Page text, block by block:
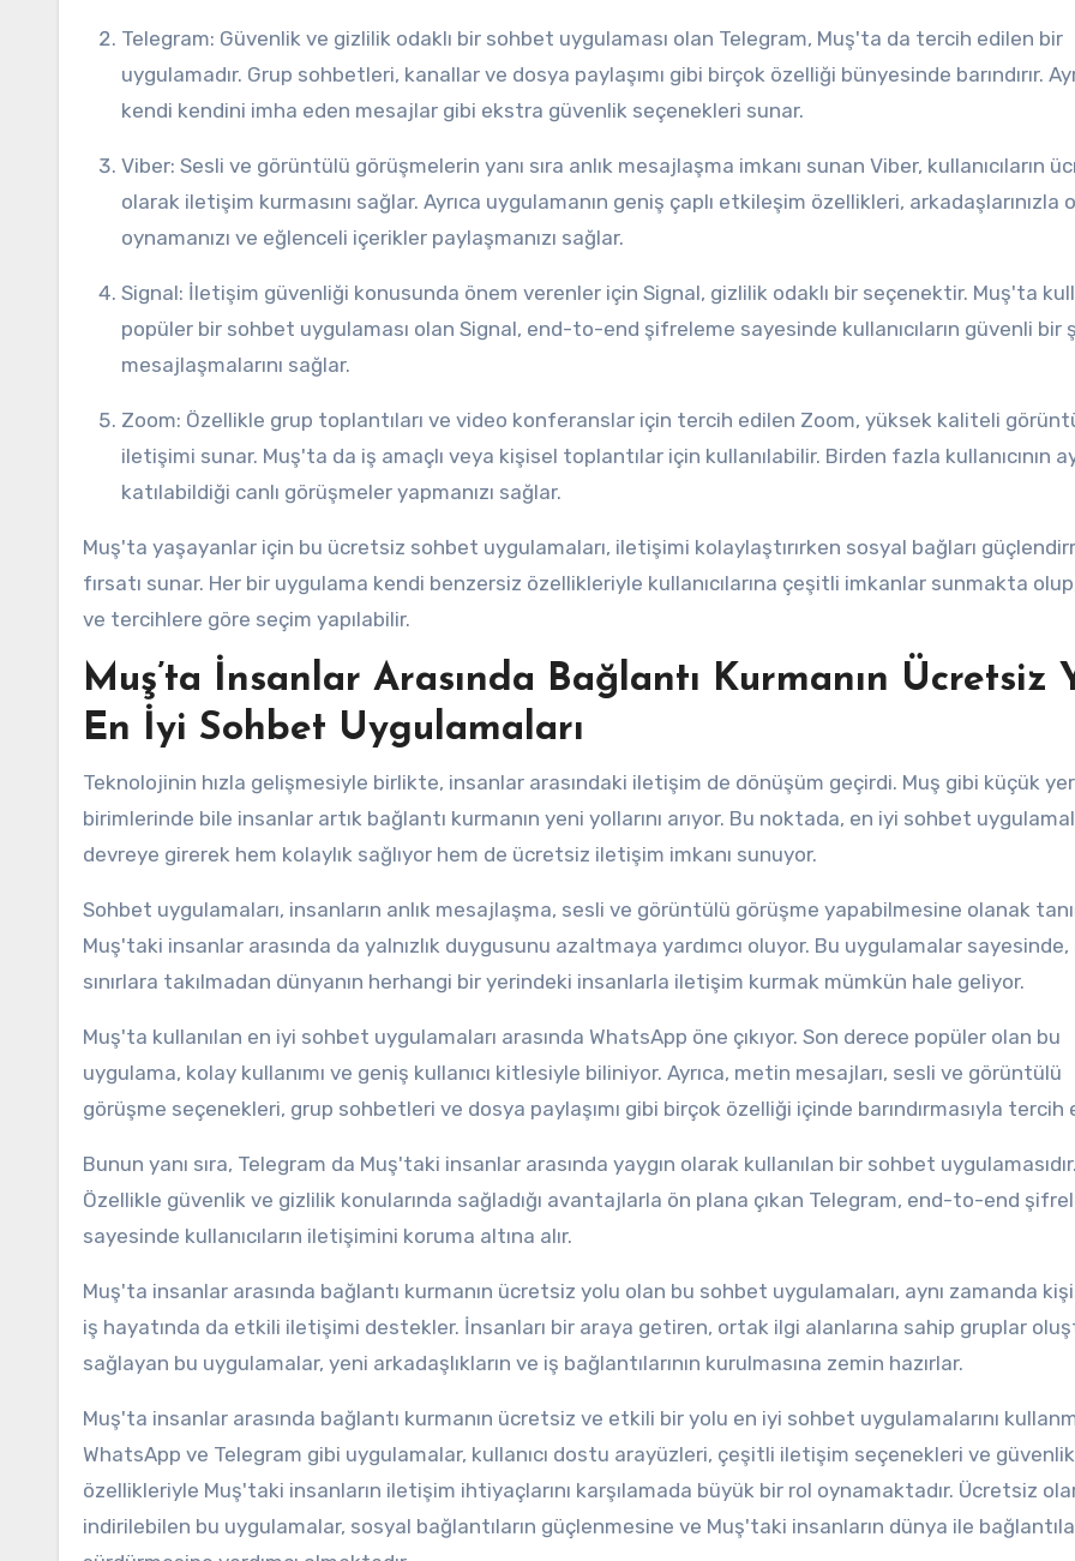
Telegram: Güvenlik ve gizlilik odaklı bir sohbet uygulaması olan Telegram, Muş'ta da tercih edilen bir
uygulamadır. Grup sohbetleri, kanallar ve dosya paylaşımı gibi birçok özelliği bünyesinde barındırır.
kendi kendini imha eden mesajlar gibi ekstra güvenlik seçenekleri sunar.
Viber: Sesli ve görüntülü görüşmelerin yanı sıra anlık mesajlaşma imkanı sunan Viber, kullanıcıların ücretsiz
olarak iletişim kurmasını sağlar. Ayrıca uygulamanın geniş çaplı etkileşim özellikleri, arkadaşlarınızla
oynamanızı ve eğlenceli içerikler paylaşmanızı sağlar.
Signal: İletişim güvenliği konusunda önem verenler için Signal, gizlilik odaklı bir seçenektir. Muş'ta kullanılan
popüler bir sohbet uygulaması olan Signal, end-to-end şifreleme sayesinde kullanıcıların güvenli bir
mesajlaşmalarını sağlar.
Zoom: Özellikle grup toplantıları ve video konferanslar için tercih edilen Zoom, yüksek kaliteli görüntü ve ses
iletişimi sunar. Muş'ta da iş amaçlı veya kişisel toplantılar için kullanılabilir. Birden fazla kullanıcının
katılabildiği canlı görüşmeler yapmanızı sağlar.
Muş'ta yaşayanlar için bu ücretsiz sohbet uygulamaları, iletişimi kolaylaştırırken sosyal bağları
fırsatı sunar. Her bir uygulama kendi benzersiz özellikleriyle kullanıcılarına çeşitli imkanlar sunmakta
ve tercihlere göre seçim yapılabilir.
Muş’ta İnsanlar Arasında Bağlantı Kurmanın Ücretsiz
En İyi Sohbet Uygulamaları
Teknolojinin hızla gelişmesiyle birlikte, insanlar arasındaki iletişim de dönüşüm geçirdi. Muş gibi küçük
birimlerinde bile insanlar artık bağlantı kurmanın yeni yollarını arıyor. Bu noktada, en iyi sohbet
devreye girerek hem kolaylık sağlıyor hem de ücretsiz iletişim imkanı sunuyor.
Sohbet uygulamaları, insanların anlık mesajlaşma, sesli ve görüntülü görüşme yapabilmesine olanak
Muş'taki insanlar arasında da yalnızlık duygusunu azaltmaya yardımcı oluyor. Bu uygulamalar
sınırlara takılmadan dünyanın herhangi bir yerindeki insanlarla iletişim kurmak mümkün hale geliyor.
Muş'ta kullanılan en iyi sohbet uygulamaları arasında WhatsApp öne çıkıyor. Son derece popüler olan bu
uygulama, kolay kullanımı ve geniş kullanıcı kitlesiyle biliniyor. Ayrıca, metin mesajları, sesli ve görüntülü
görüşme seçenekleri, grup sohbetleri ve dosya paylaşımı gibi birçok özelliği içinde barındırmasıyla tercih
Bunun yanı sıra, Telegram da Muş'taki insanlar arasında yaygın olarak kullanılan bir sohbet uygulamasıdır.
Özellikle güvenlik ve gizlilik konularında sağladığı avantajlarla ön plana çıkan Telegram, end-to-end
sayesinde kullanıcıların iletişimini koruma altına alır.
Muş'ta insanlar arasında bağlantı kurmanın ücretsiz yolu olan bu sohbet uygulamaları, aynı zamanda
iş hayatında da etkili iletişimi destekler. İnsanları bir araya getiren, ortak ilgi alanlarına sahip gruplar
sağlayan bu uygulamalar, yeni arkadaşlıkların ve iş bağlantılarının kurulmasına zemin hazırlar.
Muş'ta insanlar arasında bağlantı kurmanın ücretsiz ve etkili bir yolu en iyi sohbet uygulamalarını
WhatsApp ve Telegram gibi uygulamalar, kullanıcı dostu arayüzleri, çeşitli iletişim seçenekleri ve güvenlik
özellikleriyle Muş'taki insanların iletişim ihtiyaçlarını karşılamada büyük bir rol oynamaktadır. Ücretsiz
indirilebilen bu uygulamalar, sosyal bağlantıların güçlenmesine ve Muş'taki insanların dünya ile